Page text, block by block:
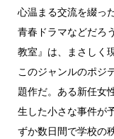
心温まる交流を綴っ
青春ドラマなどだろ
教室』は、まさしく
このジャンルのポジ
題作だ。ある新任女
生した小さな事件が
ずか数日間で学校の